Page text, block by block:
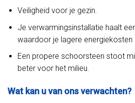
Veiligheid voor je gezin.
Je verwarmingsinstallatie haalt
waardoor je lagere energiekosten
Een propere schoorsteen stoot
beter voor het milieu.
Wat kan u van ons verwachten?